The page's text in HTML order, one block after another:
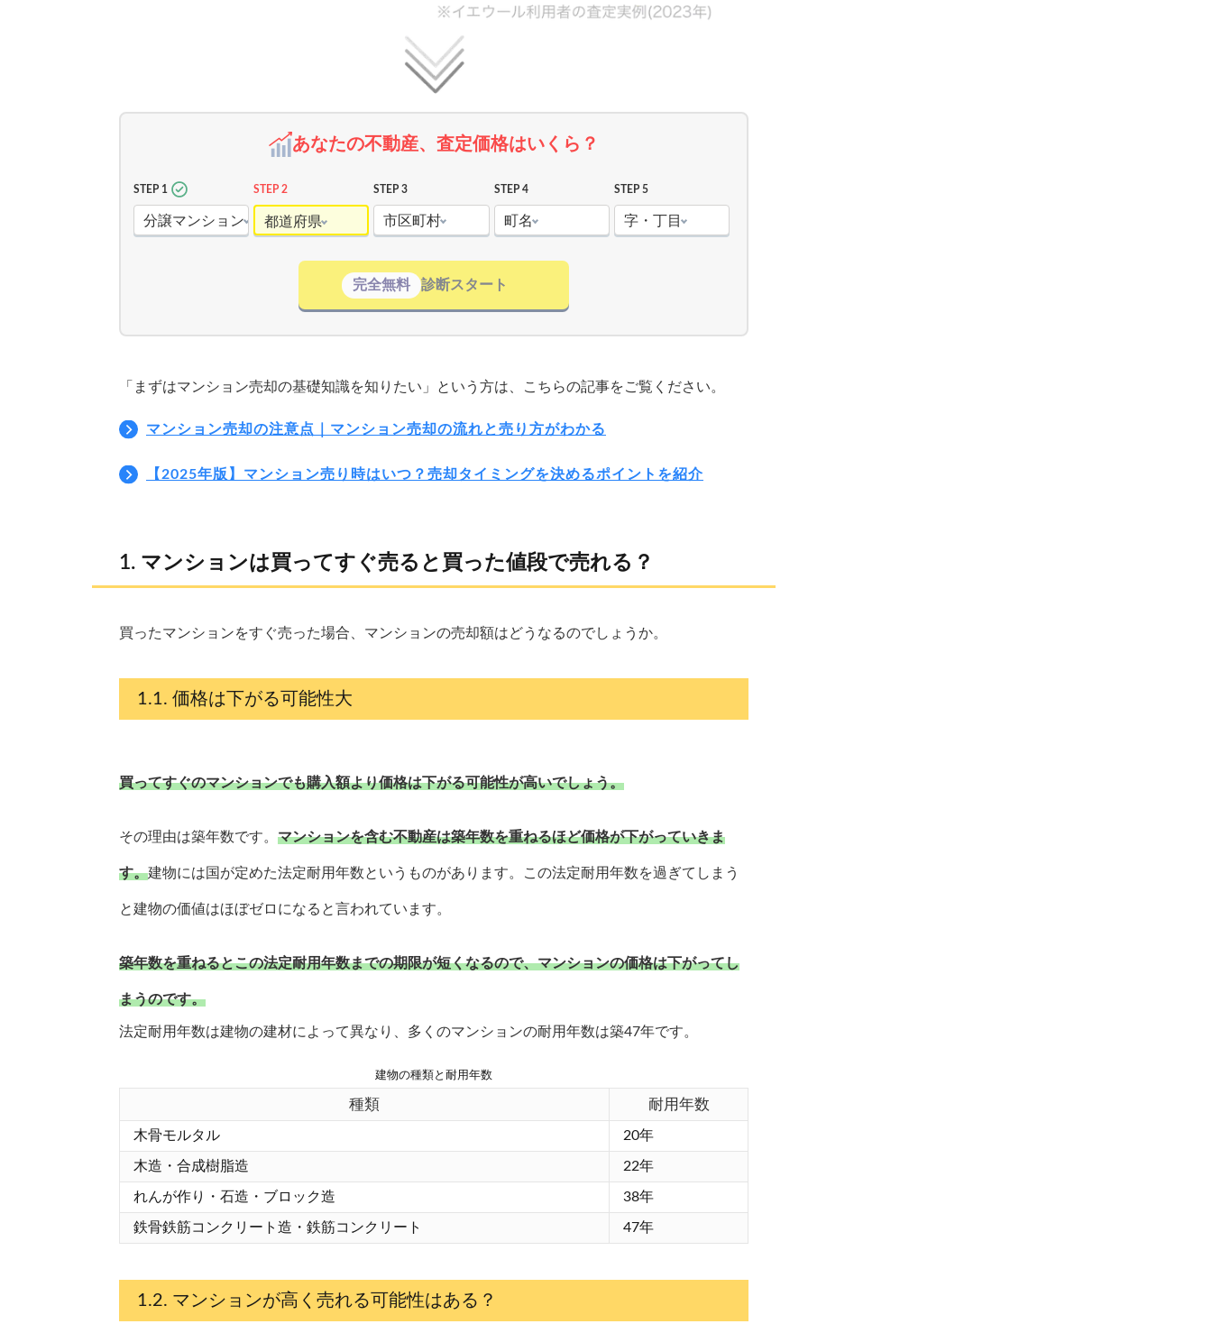
あなたの不動産、査定価格はいくら？
STEP 1
分譲マンション
STEP 2
都道府県
STEP 3
市区町村
STEP 4
町名
STEP 5
字・丁目
完全無料 診断スタート
「まずはマンション売却の基礎知識を知りたい」という方は、こちらの記事をご覧ください。
マンション売却の注意点｜マンション売却の流れと売り方がわかる
【2025年版】マンション売り時はいつ？売却タイミングを決めるポイントを紹介
マンションは買ってすぐ売ると買った値段で売れる？
買ったマンションをすぐ売った場合、マンションの売却額はどうなるのでしょうか。
価格は下がる可能性大
買ってすぐのマンションでも購入額より価格は下がる可能性が高いでしょう。
その理由は築年数です。 マンションを含む不動産は築年数を重ねるほど価格が下がっていきま
す。建物には国が定めた法定耐用年数というものがあります。この法定耐用年数を過ぎてしまう
と建物の価値はほぼゼロになると言われています。
築年数を重ねるとこの法定耐用年数までの期限が短くなるので、マンションの価格は下がってし
まうのです。
法定耐用年数は建物の建材によって異なり、多くのマンションの耐用年数は築47年です。
建物の種類と耐用年数
種類 耐用年数
木骨モルタル 20年
木造・合成樹脂造 22年
れんが作り・石造・ブロック造 38年
鉄骨鉄筋コンクリート造・鉄筋コンクリート 47年
マンションが高く売れる可能性はある？